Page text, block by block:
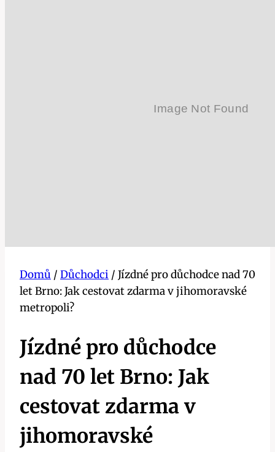
Domů / Důchodci / Jízdné pro důchodce nad 70
let Brno: Jak cestovat zdarma v jihomoravské
metropoli?
Jízdné pro důchodce
nad 70 let Brno: Jak
cestovat zdarma v
jihomoravské